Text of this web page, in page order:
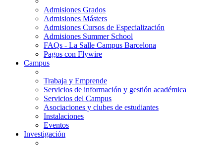
Admisiones Grados
Admisiones Másters
Admisiones Cursos de Especialización
Admisiones Summer School
FAQs - La Salle Campus Barcelona
Pagos con Flywire
Campus
Trabaja y Emprende
Servicios de información y gestión académica
Servicios del Campus
Asociaciones y clubes de estudiantes
Instalaciones
Eventos
Investigación